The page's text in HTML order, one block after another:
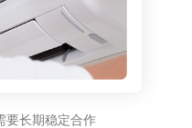
要长期稳定合作